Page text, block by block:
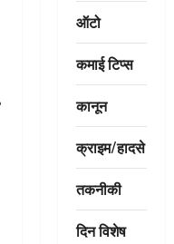
ऑटो
कमाई टिप्स
कानून
क्राइम/हादसे
तकनीकी
दिन विशेष